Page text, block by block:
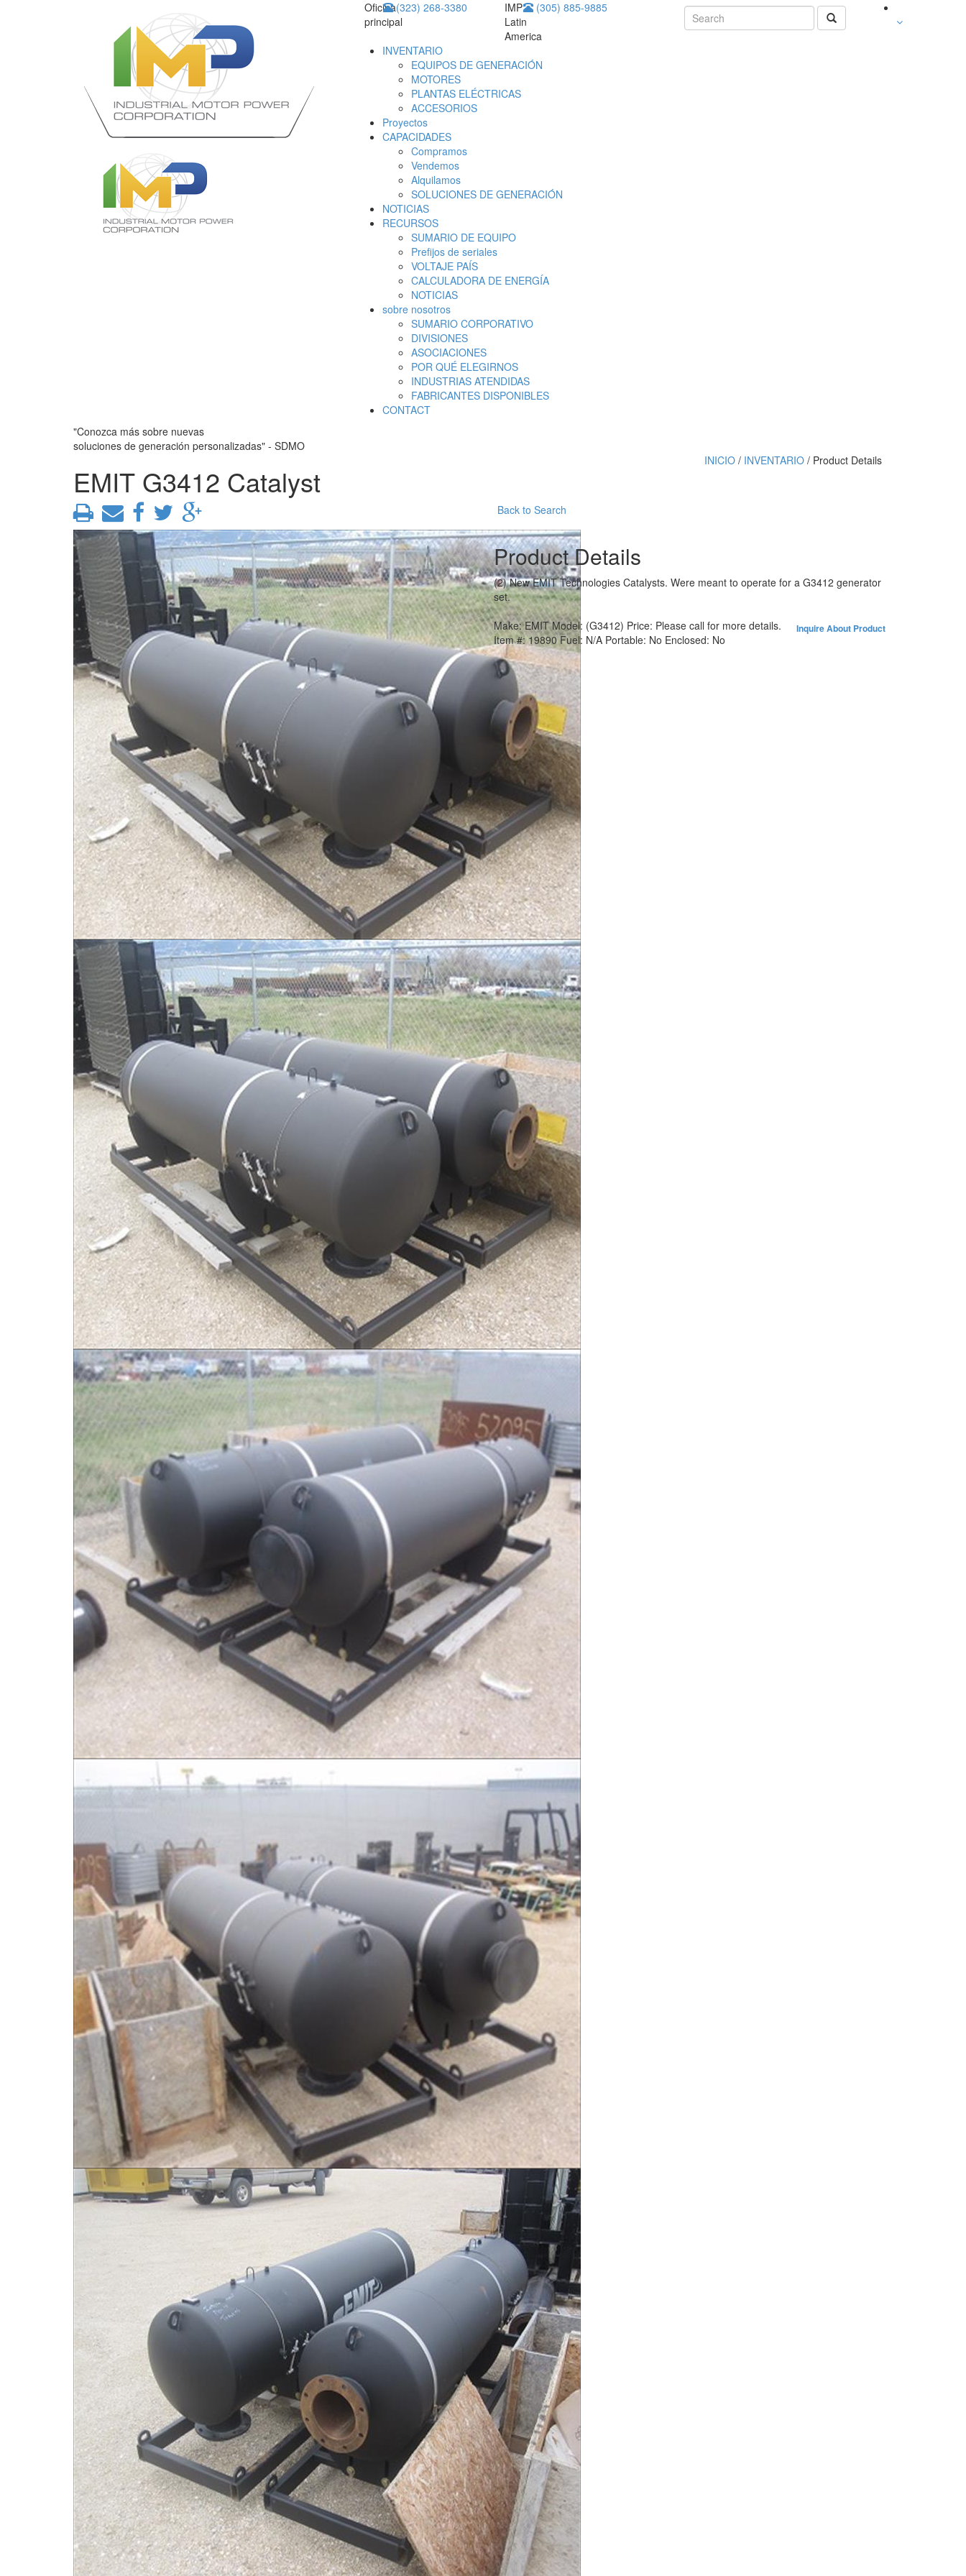
Oficina
principal
(323) 268-3380
IMP
Latin
America
(305) 885-9885
INVENTARIO
EQUIPOS DE GENERACIÓN
MOTORES
PLANTAS ELÉCTRICAS
ACCESORIOS
Proyectos
CAPACIDADES
Compramos
Vendemos
Alquilamos
SOLUCIONES DE GENERACIÓN
NOTICIAS
RECURSOS
SUMARIO DE EQUIPO
Prefijos de seriales
VOLTAJE PAÍS
CALCULADORA DE ENERGÍA
NOTICIAS
sobre nosotros
SUMARIO CORPORATIVO
DIVISIONES
ASOCIACIONES
POR QUÉ ELEGIRNOS
INDUSTRIAS ATENDIDAS
FABRICANTES DISPONIBLES
CONTACT
"Conozca más sobre nuevas
soluciones de generación personalizadas" - SDMO
EMIT G3412 Catalyst
INICIO/ INVENTARIO/ Product Details
Back to Search
Product Details
(2) New EMIT Technologies Catalysts. Were meant to operate for a G3412 generator
set.
Inquire About Product
Make:EMIT Model: (G3412) Price: Please call for more details.
Item #:19890 Fuel: N/A Portable: No Enclosed: No